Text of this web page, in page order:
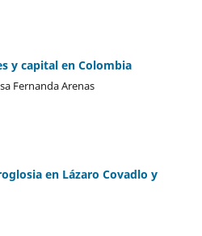
y capital en Colombia
Fernanda Arenas
en Lázaro Covadlo y